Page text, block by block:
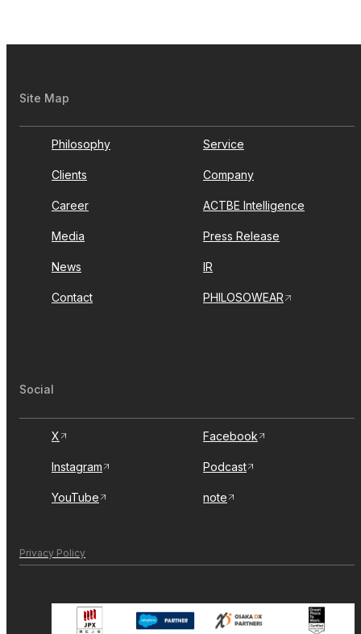
Site Map
Philosophy Service
Clients Company
Career ACTBE Intelligence
Media Press Release
News IR
Contact PHILOSOWEAR
Social
X Facebook
Instagram Podcast
YouTube note
Privacy Policy